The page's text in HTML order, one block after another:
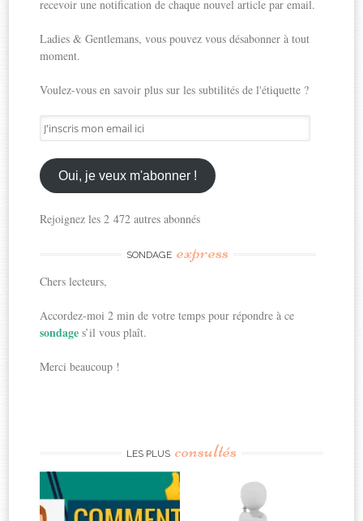
recevoir une notification de chaque nouvel article par email.
Ladies & Gentlemans, vous pouvez vous désabonner à tout
moment.
Voulez-vous en savoir plus sur les subtilités de l'étiquette ?
J'inscris
mon
email
ici
Oui, je veux m'abonner !
Rejoignez les 2 472 autres abonnés
SONDAGE express
Chers lecteurs,
Accordez-moi 2 min de votre temps pour répondre à ce
sondages’il vous plaît.
Merci beaucoup !
LES PLUS consultés